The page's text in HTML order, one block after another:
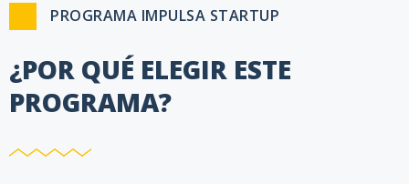
PROGRAMA IMPULSA STARTUP
¿POR QUÉ ELEGIR ESTE
PROGRAMA?